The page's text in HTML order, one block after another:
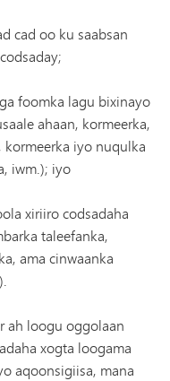
cad oo ku saabsan
foomka lagu bixinayo
ahaan, kormeerka,
kormeerka iyo nuqulka
iwm.); iyo
xiriiro codsadaha
taleefanka,
ama cinwaanka
ah loogu oggolaan
xogta loogama
aqoonsigiisa, mana